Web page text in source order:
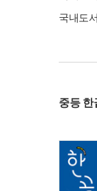
국내도
중등 한